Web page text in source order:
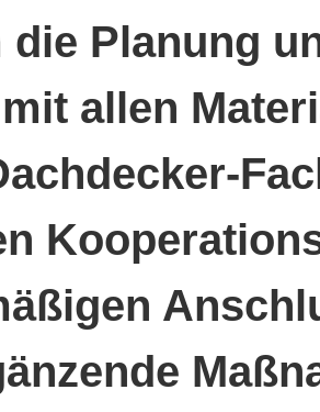
die Planung
allen